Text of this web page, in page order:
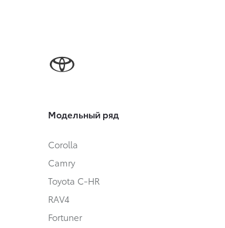
Модельный ряд
Corolla
Camry
Toyota C-HR
RAV4
Fortuner